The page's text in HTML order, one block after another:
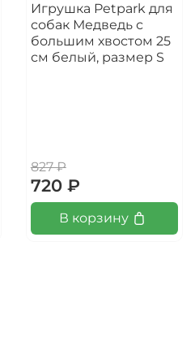
Игрушка Petpark для
собак Медведь с
большим хвостом 25
см белый, размер S
827 ₽
720 ₽
В корзину